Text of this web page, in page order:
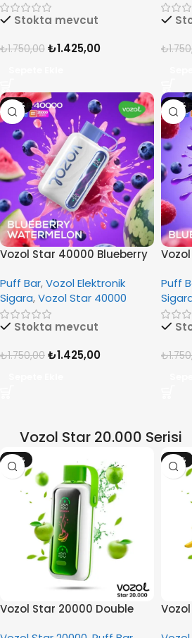
Stokta mevcut
₺1.750,00 ₺1.425,00 ₺
-19%
Vozol Star 40000 Blueberry
Puff Bar,Vozol Elektronik
Sigara,Vozol Star 40000
Stokta mevcut
₺1.750,00 ₺1.425,00
-19%
Puff
₺
Vozol Star 20.000 Serisi
-12%
Vozol Star 20000 Double
-12%